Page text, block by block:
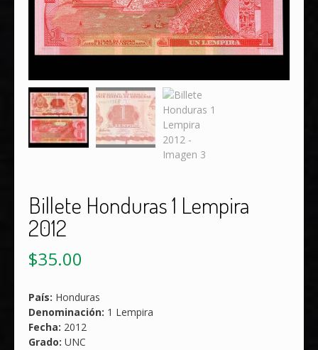
Billete Honduras 1 Lempira
2012
$35.00
País: Honduras
Denominación: 1 Lempira
Fecha: 2012
Grado: UNC